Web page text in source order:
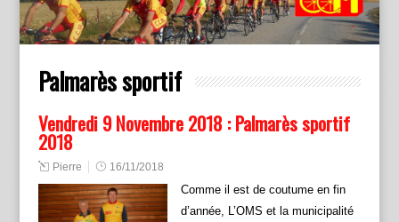
Palmarès sportif
Vendredi 9 Novembre 2018 : Palmarès sportif
2018
Pierre 16/11/2018
Comme il est de coutume en fin
d’année, L’OMS et la municipalité